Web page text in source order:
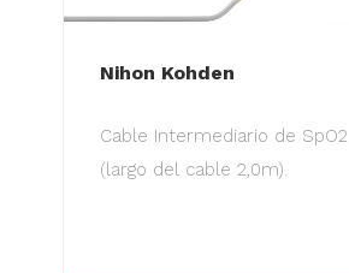
Nihon Kohden
Cable Intermediario de SpO2
(largo del cable 2,0m).